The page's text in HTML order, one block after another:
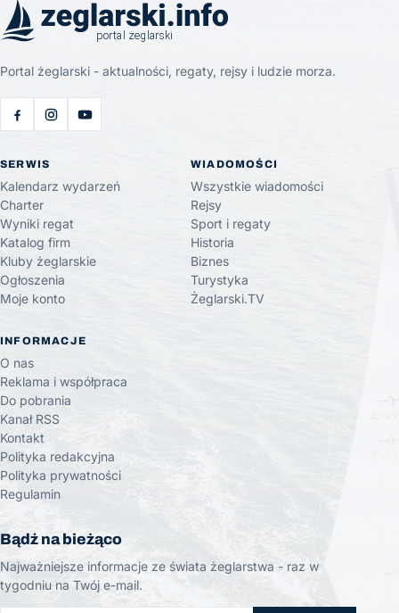
Portal żeglarski - aktualności, regaty, rejsy i ludzie morza.
SERWIS
Kalendarz wydarzeń
Charter
Wyniki regat
Katalog firm
Kluby żeglarskie
Ogłoszenia
Moje konto
WIADOMOŚCI
Wszystkie wiadomości
Rejsy
Sport i regaty
Historia
Biznes
Turystyka
Żeglarski.TV
INFORMACJE
O nas
Reklama i współpraca
Do pobrania
Kanał RSS
Kontakt
Polityka redakcyjna
Polityka prywatności
Regulamin
Bądź na bieżąco
Najważniejsze informacje ze świata żeglarstwa - raz w
tygodniu na Twój e-mail.